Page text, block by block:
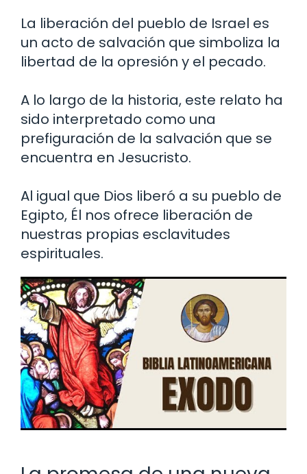
La liberación del pueblo de Israel es
un acto de salvación que simboliza la
libertad de la opresión y el pecado.
A lo largo de la historia, este relato ha
sido interpretado como una
prefiguración de la salvación que se
encuentra en Jesucristo.
Al igual que Dios liberó a su pueblo de
Egipto, Él nos ofrece liberación de
nuestras propias esclavitudes
espirituales.